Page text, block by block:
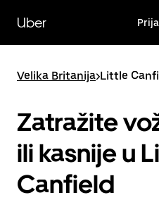
glavni
sadržaj
Uber
Velika Britanija>Little
Zatražite
ili kasnije u
Canfield